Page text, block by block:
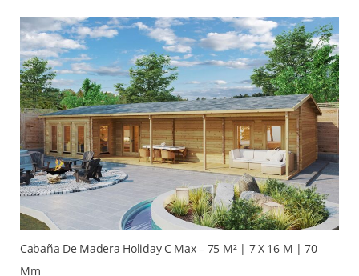
Cabaña De Madera Holiday C Max – 75 M² | 7 X 16 M | 70
Mm